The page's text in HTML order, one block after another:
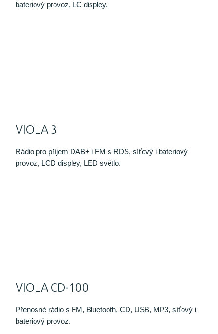
bateriový provoz, LC displey.
VIOLA 3
Rádio pro příjem DAB+ i FM s RDS, síťový i bateriový
provoz, LCD displey, LED světlo.
VIOLA CD-100
Přenosné rádio s FM, Bluetooth, CD, USB, MP3, síťový i
bateriový provoz.